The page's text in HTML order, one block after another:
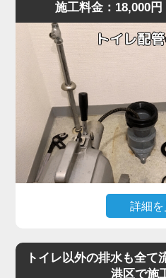
水で分けながら処理する方法
相談がありました。
現場に到着して状況を確認す
の、便器内部のカーブした部
かっており、水だけがわずか
まりの状態。
こうしたケースは港区の住宅
トイレは排水路が細いため、
などが奥で詰まると家庭用の
今回は便器内部で異物が強く
は取り出しが不可能だったた
作業で対処しました。
便器を慎重に外し、裏側の排
プラスチックのおもちゃが排
異物を取り除き、排水路の汚
再度便器を設置し、通水テス
施工料金：18,000円
詳細を
すというご相談がありました。
現場で便器の状態を確認する
トイレ以外の排水も全て
港区で